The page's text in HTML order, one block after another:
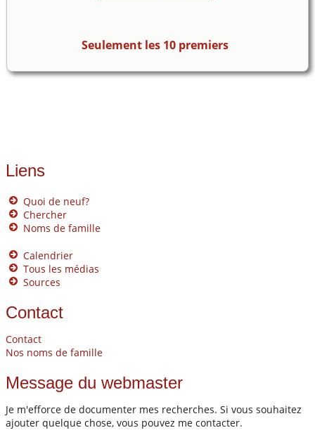
Seulement les 10 premiers
Liens
Quoi de neuf?
Chercher
Noms de famille
Calendrier
Tous les médias
Sources
Contact
Contact
Nos noms de famille
Message du webmaster
Je m'efforce de documenter mes recherches. Si vous souhaitez
ajouter quelque chose, vous pouvez me contacter.